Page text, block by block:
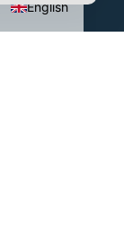
English